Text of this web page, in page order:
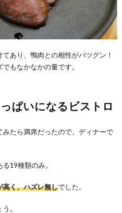
あり、鴨肉との相性がバツグン！
もなかなかの量です。
ぱいになるビストロ
たら満席だったので、ディナーで
19種類のみ。
高く、ハズレ無しでした。
。